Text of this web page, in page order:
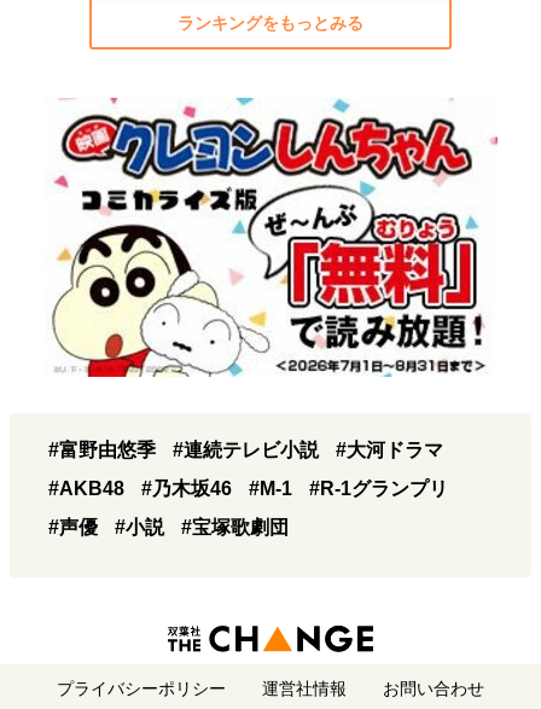
ランキングをもっとみる
#富野由悠季 #連続テレビ小説
#大河ドラマ
#AKB48
#乃木坂46 #M-1
#R-1グランプリ
#声優
#小説 #宝塚歌劇団
プライバシーポリシー 運営社情報 お問い合わせ